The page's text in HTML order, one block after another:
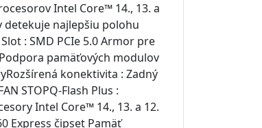
Intel Core™ 14., 13. a
detekuje najlepšiu polohu
: SMD PCIe 5.0 Armor pre
pamäťových modulov
konektivita : Zadný
STOPQ-Flash Plus :
Intel Core™ 14., 13. a 12.
Express čipset Pamäť